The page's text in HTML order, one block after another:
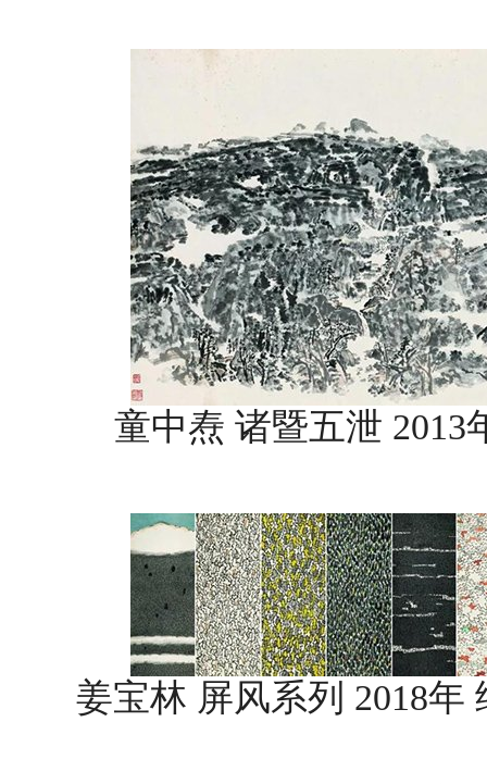
童中焘 诸暨五泄 2013
姜宝林 屏风系列 2018年